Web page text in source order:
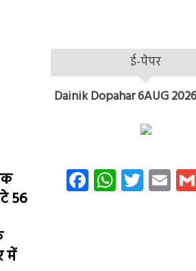
56
में
ई-पेपर
Dainik Dopahar 6AUG
Facebook